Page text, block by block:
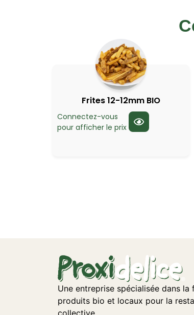
Frites 12-12mm BIO
Connectez-vous
pour afficher le prix
Une entreprise spécialisée dans la
produits bio et locaux pour la
collective.